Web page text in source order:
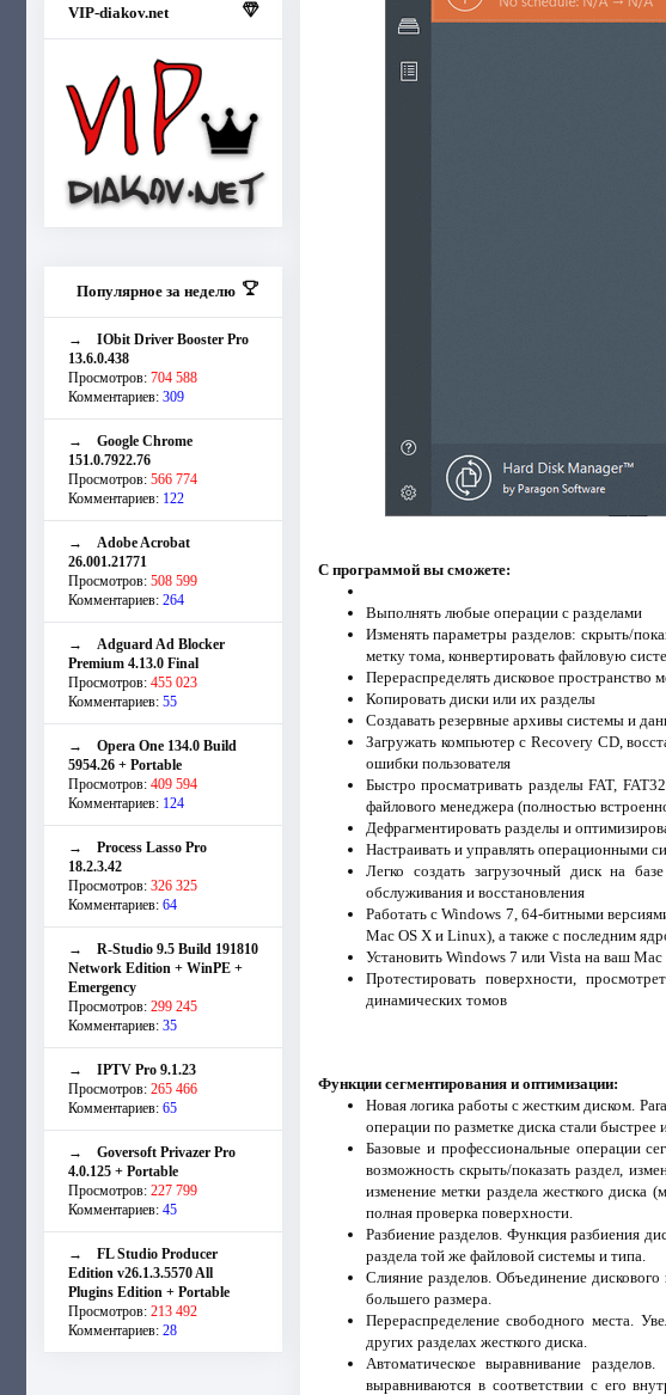
VIP-diakov.net
Популярное за неделю
→ IObit Driver Booster Pro
13.6.0.438
Просмотров: 704 588
Комментариев: 309
→ Google Chrome
151.0.7922.76
Просмотров: 566 774
Комментариев: 122
→ Adobe Acrobat
26.001.21771
Просмотров: 508 599
Комментариев: 264
→ Adguard Ad Blocker
Premium 4.13.0 Final
Просмотров: 455 023
Комментариев: 55
→ Opera One 134.0 Build
5954.26 + Portable
Просмотров: 409 594
Комментариев: 124
→ Process Lasso Pro
18.2.3.42
Просмотров: 326 325
Комментариев: 64
→ R-Studio 9.5 Build 191810
Network Edition + WinPE +
Emergency
Просмотров: 299 245
Комментариев: 35
→ IPTV Pro 9.1.23
Просмотров: 265 466
Комментариев: 65
→ Goversoft Privazer Pro
4.0.125 + Portable
Просмотров: 227 799
Комментариев: 45
→ FL Studio Producer
Edition v26.1.3.5570 All
Plugins Edition + Portable
Просмотров: 213 492
Комментариев: 28
С программой вы сможете:
Выполнять любые операции с разделами
Изменять параметры разделов: скрыть/
метку тома, конвертировать файловую
Перераспределять дисковое пространство
Копировать диски или их разделы
Создавать резервные архивы системы и
Загружать компьютер с Recovery CD,
ошибки пользователя
Быстро просматривать разделы FAT,
файлового менеджера (полностью
Дефрагментировать разделы и
Настраивать и управлять операционными
Легко создать загрузочный диск на
обслуживания и восстановления
Работать с Windows 7, 64-битными
Mac OS X и Linux), а также с последним
Установить Windows 7 или Vista на ваш
Протестировать поверхности,
динамических томов
Функции сегментирования и оптимизации:
Новая логика работы с жестким диском.
операции по разметке диска стали быстрее
Базовые и профессиональные операции
возможность скрыть/показать раздел,
изменение метки раздела жесткого диска
полная проверка поверхности.
Разбиение разделов. Функция разбиения
раздела той же файловой системы и типа.
Слияние разделов. Объединение
большего размера.
Перераспределение свободного места.
других разделах жесткого диска.
Автоматическое выравнивание
выравниваются в соответствии с его